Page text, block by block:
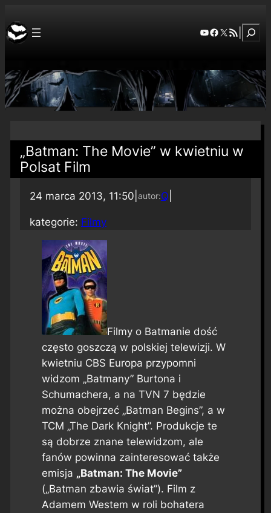
YouTube
Facebook
X RSS Feed
„Batman: The Movie” w kwietniu w
Polsat Film
24 marca 2013, 11:50 autor:Q
kategorie: Filmy
Filmy o Batmanie dość
często goszczą w polskiej telewizji. W
kwietniu CBS Europa przypomni
widzom „Batmany” Burtona i
Schumachera, a na TVN 7 będzie
można obejrzeć „Batman Begins”, a w
TCM „The Dark Knight”. Produkcje te
są dobrze znane telewidzom, ale
fanów powinna zainteresować także
emisja „Batman: The Movie”
(„Batman zbawia świat”). Film z
Adamem Westem w roli bohatera